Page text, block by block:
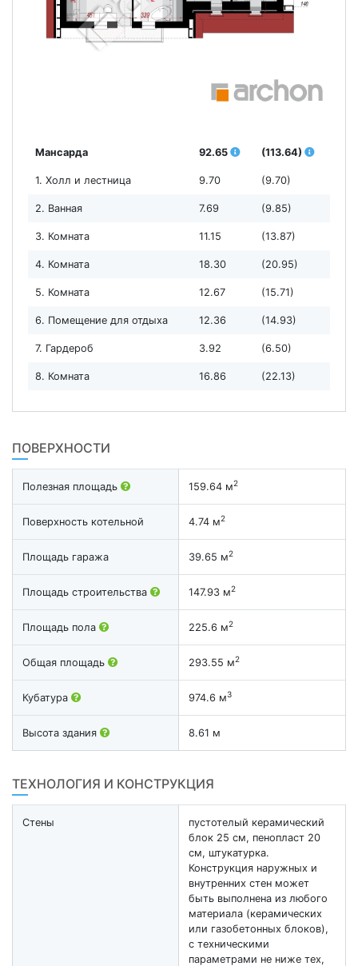
Мансарда 92.65 (113.64)
1. Холл и лестница 9.70 (9.70)
2. Ванная 7.69 (9.85)
3. Комната 11.15 (13.87)
4. Комната 18.30 (20.95)
5. Комната 12.67 (15.71)
6. Помещение для отдыха 12.36 (14.93)
7. Гардероб 3.92 (6.50)
8. Комната 16.86 (22.13)
ПОВЕРХНОСТИ
Полезная площадь 159.64 м2
Поверхность котельной 4.74 м2
Площадь гаража 39.65 м2
Площадь строительства 147.93 м2
Площадь пола 225.6 м2
Общая площадь 293.55 м2
Кубатура 974.6 м3
Высота здания 8.61 м
ТЕХНОЛОГИЯ И КОНСТРУКЦИЯ
Стены
пустотелый керамический
блок 25 см, пенопласт 20
см, штукатурка.
Конструкция наружных и
внутренних стен может
быть выполнена из любого
материала (керамических
или газобетонных блоков),
с техническими
параметрами не ниже тех,